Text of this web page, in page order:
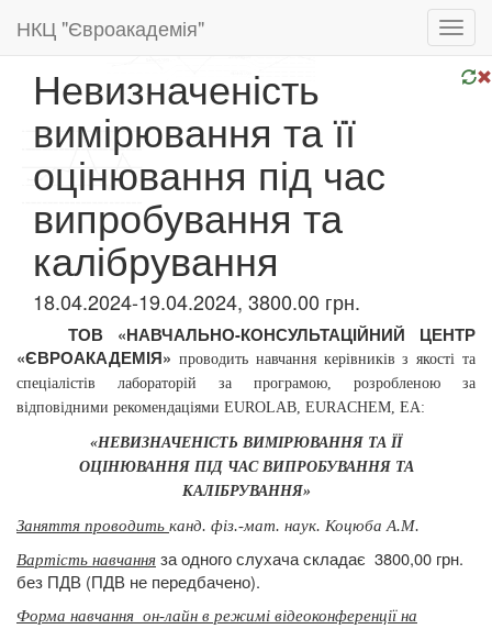
НКЦ "Євроакадемія"
Невизначеність
вимірювання та її
оцінювання під час
випробування та
калібрування
18.04.2024-19.04.2024, 3800.00 грн.
ТОВ «НАВЧАЛЬНО-КОНСУЛЬТАЦІЙНИЙ ЦЕНТР
«ЄВРОАКАДЕМІЯ» проводить навчання керівників з якості та
спеціалістів лабораторій за програмою, розробленою за
відповідними рекомендаціями EUROLAB, EURАCHEM, ЕА:
«НЕВИЗНАЧЕНІСТЬ ВИМІРЮВАННЯ ТА ЇЇ
ОЦІНЮВАННЯ ПІД ЧАС ВИПРОБУВАННЯ ТА
КАЛІБРУВАННЯ»
Заняття проводить канд. фіз.-мат. наук. Коцюба А.М.
Вартість навчання за одного слухача складає 3800,00 грн.
без ПДВ (ПДВ не передбачено).
Форма навчання он-лайн в режимі відеоконференції на